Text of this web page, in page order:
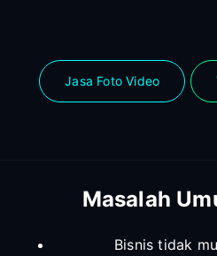
Jasa Foto Video
Masalah
Bisnis tidak